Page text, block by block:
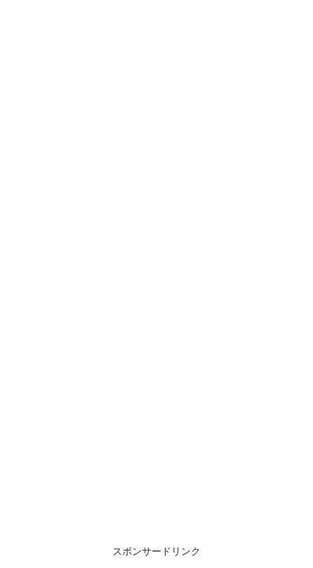
スポンサードリンク